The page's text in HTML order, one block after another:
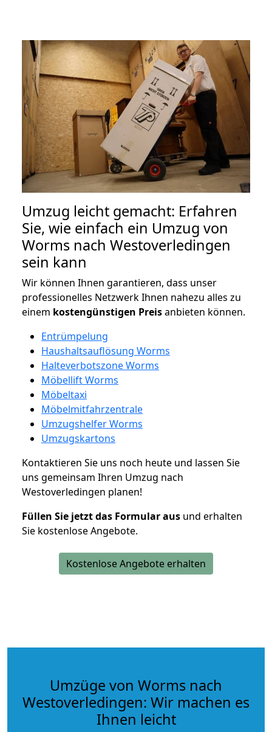
Umzug leicht gemacht: Erfahren
Sie, wie einfach ein Umzug von
Worms nach Westoverledingen
sein kann
Wir können Ihnen garantieren, dass unser
professionelles Netzwerk Ihnen nahezu alles zu
einem kostengünstigen Preisanbieten können.
Entrümpelung
Haushaltsauflösung Worms
Halteverbotszone Worms
Möbellift Worms
Möbeltaxi
Möbelmitfahrzentrale
Umzugshelfer Worms
Umzugskartons
Kontaktieren Sie uns noch heute und lassen Sie
uns gemeinsam Ihren Umzug nach
Westoverledingen planen!
Füllen Sie jetzt das Formular aus und erhalten
Sie kostenlose Angebote.
Kostenlose Angebote erhalten
Umzüge von Worms nach
Westoverledingen: Wir machen es
Ihnen leicht